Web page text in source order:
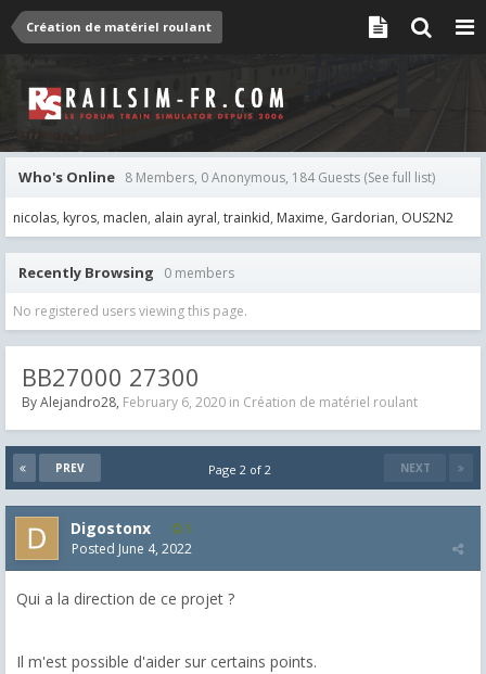
Création de matériel roulant
Who's Online 8 Members, 0 Anonymous, 184 Guests (See full list)
nicolas kyros maclen alain ayral trainkid Maxime Gardorian OUS2N2
Recently Browsing 0 members
No registered users viewing this page.
BB27000 27300
ByAlejandro28, February 6, 2020 in Création de matériel roulant
PREV NEXT
Page 2 of 2
Digostonx 5
Posted June 4, 2022
Qui a la direction de ce projet ?
Il m'est possible d'aider sur certains points.